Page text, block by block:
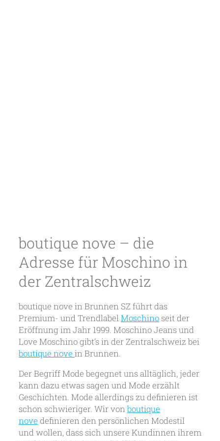
boutique nove – die
Adresse für Moschino in
der Zentralschweiz
boutique nove in Brunnen SZ führt das
Premium- und TrendlabelMoschino seit der
Eröffnung im Jahr 1999. Moschino Jeans und
Love Moschino gibt’s in der Zentralschweiz bei
boutique nove in Brunnen.
Der Begriff Mode begegnet uns alltäglich, jeder
kann dazu etwas sagen und Mode erzählt
Geschichten. Mode allerdings zu definieren ist
schon schwieriger. Wir vonboutique
nove definieren den persönlichen Modestil
und wollen, dass sich unsere Kundinnen ihrem